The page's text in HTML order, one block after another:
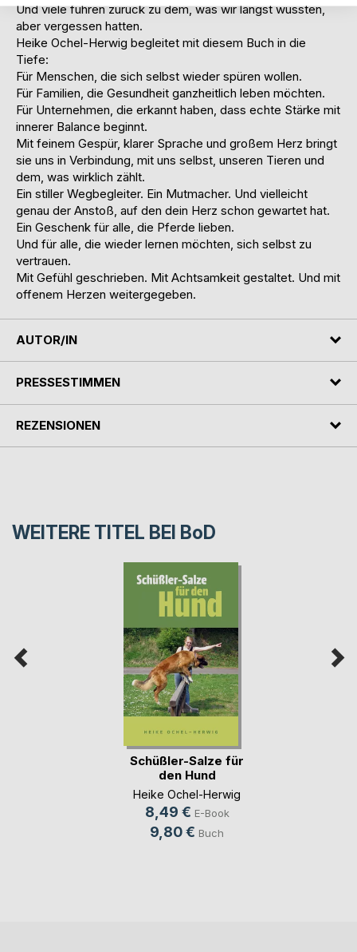
Und viele führen zurück zu dem, was wir längst wussten,
aber vergessen hatten.
Heike Ochel-Herwig begleitet mit diesem Buch in die
Tiefe:
Für Menschen, die sich selbst wieder spüren wollen.
Für Familien, die Gesundheit ganzheitlich leben möchten.
Für Unternehmen, die erkannt haben, dass echte Stärke mit
innerer Balance beginnt.
Mit feinem Gespür, klarer Sprache und großem Herz bringt
sie uns in Verbindung, mit uns selbst, unseren Tieren und
dem, was wirklich zählt.
Ein stiller Wegbegleiter. Ein Mutmacher. Und vielleicht
genau der Anstoß, auf den dein Herz schon gewartet hat.
Ein Geschenk für alle, die Pferde lieben.
Und für alle, die wieder lernen möchten, sich selbst zu
vertrauen.
Mit Gefühl geschrieben. Mit Achtsamkeit gestaltet. Und mit
offenem Herzen weitergegeben.
AUTOR/IN
PRESSESTIMMEN
REZENSIONEN
WEITERE TITEL BEI BoD
Schüßler-Salze für
den Hund
Heike Ochel-Herwig
8,49 € E-Book
9,80 € Buch